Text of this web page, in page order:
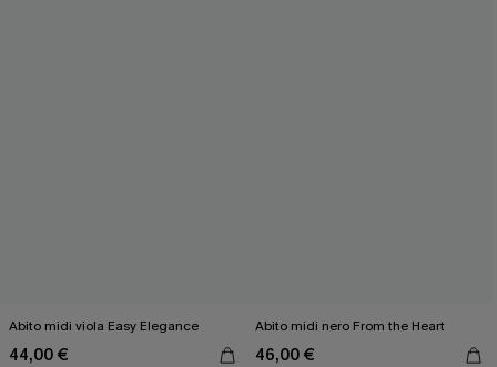
Abito midi viola Easy Elegance
44,00 €
Abito midi nero From the Heart
46,00 €